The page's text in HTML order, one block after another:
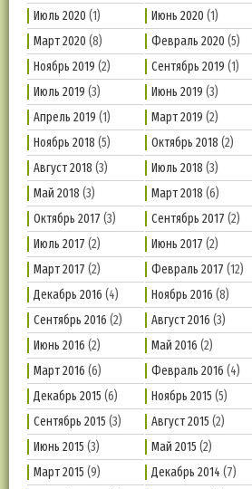
Июль 2020 (1) Июнь 2020 (1)
Март 2020 (8) Февраль 2020 (5)
Ноябрь 2019 (2) Сентябрь 2019 (1)
Июль 2019 (3) Июнь 2019 (3)
Апрель 2019 (1) Март 2019 (2)
Ноябрь 2018 (5) Октябрь 2018 (2)
Август 2018 (3) Июль 2018 (3)
Май 2018 (3) Март 2018 (6)
Октябрь 2017 (3) Сентябрь 2017 (2)
Июль 2017 (2) Июнь 2017 (2)
Март 2017 (2) Февраль 2017 (12)
Декабрь 2016 (4) Ноябрь 2016 (8)
Сентябрь 2016 (2) Август 2016 (3)
Июнь 2016 (2) Май 2016 (2)
Март 2016 (6) Февраль 2016 (4)
Декабрь 2015 (6) Ноябрь 2015 (5)
Сентябрь 2015 (3) Август 2015 (2)
Июнь 2015 (3) Май 2015 (2)
Март 2015 (9) Декабрь 2014 (7)